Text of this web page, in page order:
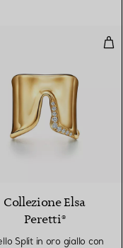
in oro rosa
Collezione Elsa
Peretti®
Split in oro giallo con